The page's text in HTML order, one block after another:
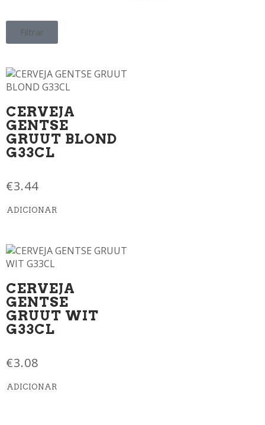
Filtrar
CERVEJA
GENTSE
GRUUT BLOND
G33CL
€3.44
ADICIONAR
CERVEJA
GENTSE
GRUUT WIT
G33CL
€3.08
ADICIONAR